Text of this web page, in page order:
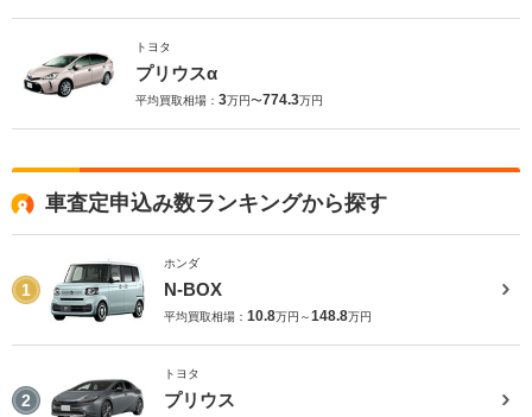
トヨタ
プリウスα
平均買取相場： 3万円〜774.3万円
車査定申込み数ランキングから探す
1
ホンダ
N-BOX
平均買取相場： 10.8万円～148.8万円
2
トヨタ
プリウス